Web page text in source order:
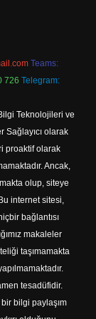
Teams:
726 Telegram:
Teknolojileri ve
Sağlayıcı olarak
proaktif olarak
Ancak,
olup, siteye
internet sitesi,
bağlantısı
makaleler
taşımamakta
tesadüfidir.
bilgi paylaşım